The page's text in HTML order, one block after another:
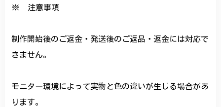
※ 注意事項
制作開始後のご返金・発送後のご返品・返金には対応で
きません。
モニター環境によって実物と色の違いが生じる場合があ
ります。